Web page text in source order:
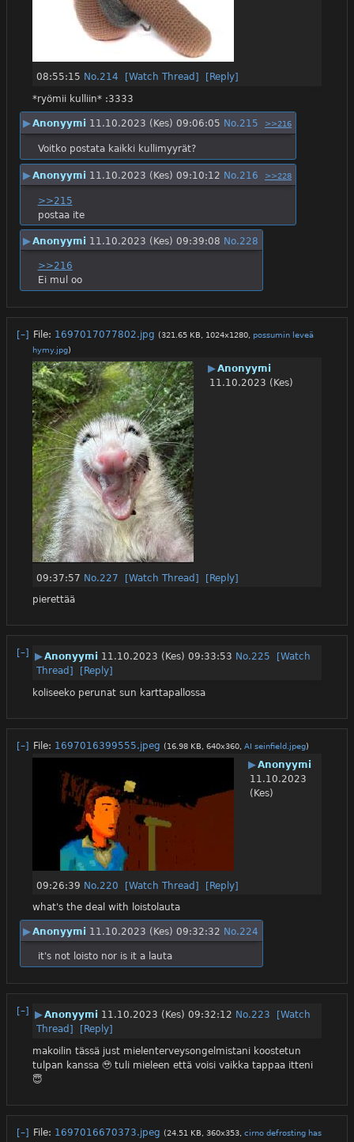
08:55:15 No.214 [Watch Thread]
[Reply]
*ryömii kulliin* :3333
▶Anonyymi 11.10.2023 (Kes) 09:06:05 No.215 >>216
Voitko postata kaikki kullimyyrät?
▶Anonyymi 11.10.2023 (Kes) 09:10:12 No.216 >>228
>>215
postaa ite
▶Anonyymi 11.10.2023 (Kes) 09:39:08 No.228
>>216
Ei mul oo
[–] File: 1697017077802.jpg (321.65 KB, 1024x1280, possumin leveä
hymy.jpg)
▶Anonyymi
11.10.2023 (Kes)
09:37:57 No.227 [Watch Thread]
[Reply]
pierettää
[–] ▶Anonyymi 11.10.2023 (Kes) 09:33:53 No.225
[Watch
Thread]
[Reply]
koliseeko perunat sun karttapallossa
[–] File: 1697016399555.jpeg (16.98 KB, 640x360, AI seinfield.jpeg)
▶Anonyymi
11.10.2023
(Kes)
09:26:39 No.220 [Watch Thread]
[Reply]
what's the deal with loistolauta
▶Anonyymi 11.10.2023 (Kes) 09:32:32 No.224
it's not loisto nor is it a lauta
[–] ▶Anonyymi 11.10.2023 (Kes) 09:32:12 No.223
[Watch
Thread]
[Reply]
makoilin tässä just mielenterveysongelmistani koostetun
tulpan kanssa 🥹 tuli mieleen että voisi vaikka tappaa itteni
😇
[–] File: 1697016670373.jpeg (24.51 KB, 360x353, cirno defrosting has